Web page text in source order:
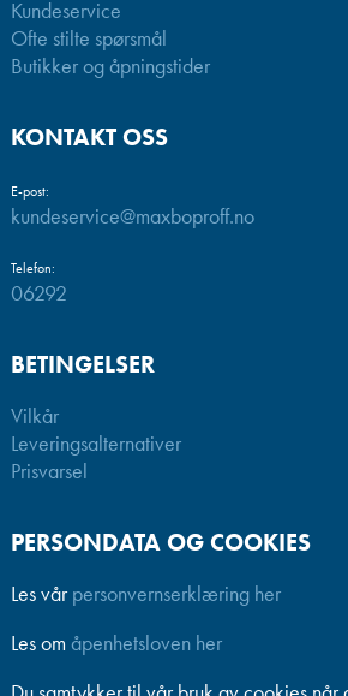
Kundeservice
Ofte stilte spørsmål
Butikker og åpningstider
KONTAKT OSS
E-post:
kundeservice@maxboproff.no
Telefon:
06292
BETINGELSER
Vilkår
Leveringsalternativer
Prisvarsel
PERSONDATA OG COOKIES
Les vår personvernserklæring her
Les om åpenhetsloven her